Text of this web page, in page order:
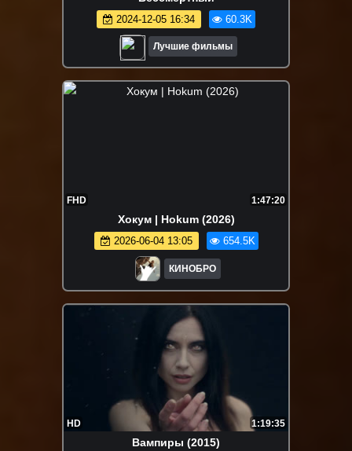
2024-12-05 16:34 60.3K
Лучшие фильмы
FHD 1:47:20
Хокум | Hokum (2026)
2026-06-04 13:05 654.5K
КИНОБРО
HD 1:19:35
Вампиры (2015)